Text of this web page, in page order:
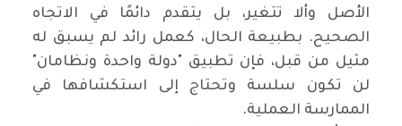
الأصل وألا تتغير، بل يتقدم دائمًا في الاتجاه
الصحيح. بطبيعة الحال، كعمل رائد لم يسبق له
مثيل من قبل، فإن تطبيق "دولة واحدة ونظامان"
لن تكون سلسة وتحتاج إلى استكشافها في
الممارسة العملية.